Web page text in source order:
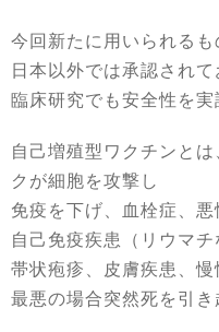
今回新たに用いられるも
日本以外では承認されて
臨床研究でも安全性を
自己増殖型ワクチンと
クが細胞を攻撃し
免疫を下げ、血栓症、
自己免疫疾患（リウマチ
帯状疱疹、皮膚疾患、
最悪の場合突然死を引